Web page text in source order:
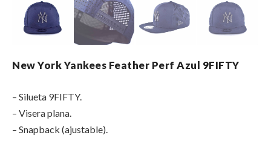
New York Yankees Feather Perf Azul 9FIFTY
– Silueta 9FIFTY.
– Visera plana.
– Snapback (ajustable).